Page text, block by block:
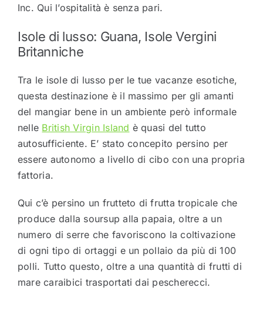
Inc. Qui l’ospitalità è senza pari.
Isole di lusso: Guana, Isole Vergini
Britanniche
Tra le isole di lusso per le tue vacanze esotiche,
questa destinazione è il massimo per gli amanti
del mangiar bene in un ambiente però informale
nelle British Virgin Island è quasi del tutto
autosufficiente. E’ stato concepito persino per
essere autonomo a livello di cibo con una propria
fattoria.
Qui c’è persino un frutteto di frutta tropicale che
produce dalla soursup alla papaia, oltre a un
numero di serre che favoriscono la coltivazione
di ogni tipo di ortaggi e un pollaio da più di 100
polli. Tutto questo, oltre a una quantità di frutti di
mare caraibici trasportati dai pescherecci.